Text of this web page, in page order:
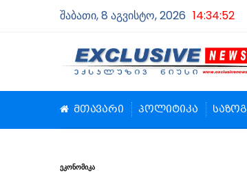
შაბათი, 8 აგვისტო, 2026 14:34:53
მთავარი პოლიტიკა
ეკონომიკა